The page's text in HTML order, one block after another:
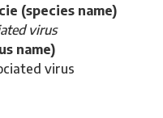
(species name)
virus
name)
virus